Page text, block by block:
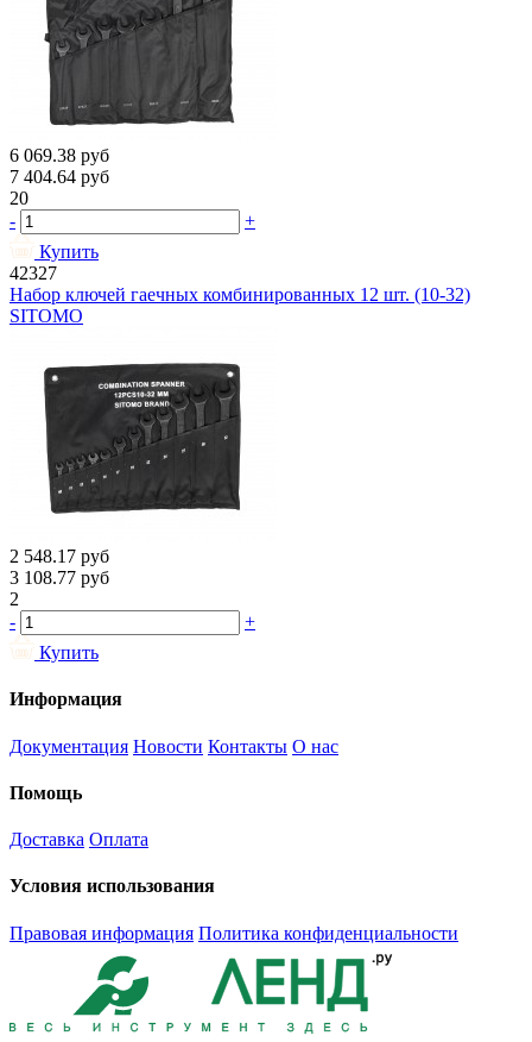
6 069.38 руб
7 404.64 руб
20
-
+
Купить
42327
Набор ключей гаечных комбинированных 12 шт. (10-32)
SITOMO
2 548.17 руб
3 108.77 руб
2
-
+
Купить
Информация
Документация Новости Контакты О нас
Помощь
Доставка Оплата
Условия использования
Правовая информация Политика конфиденциальности